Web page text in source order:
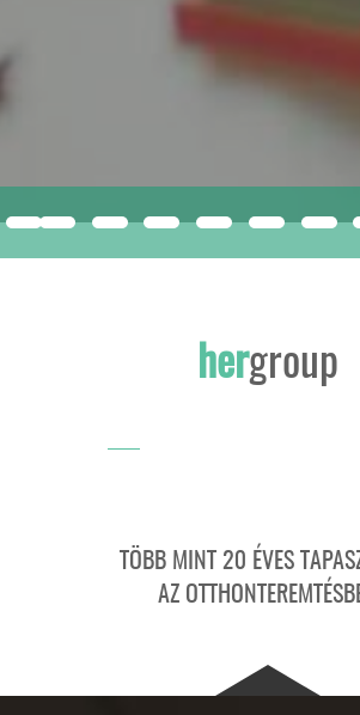
ISMERJE MEG A JÖVŐ
INNOVATÍV, SOKOLDALÚ EPS KIZÁRÓLAG
hergroup
TÖBB MINT 20 ÉVES
AZ